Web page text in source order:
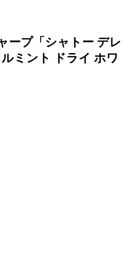
ープ「シャトー デレ
ミント ドライ ホワ